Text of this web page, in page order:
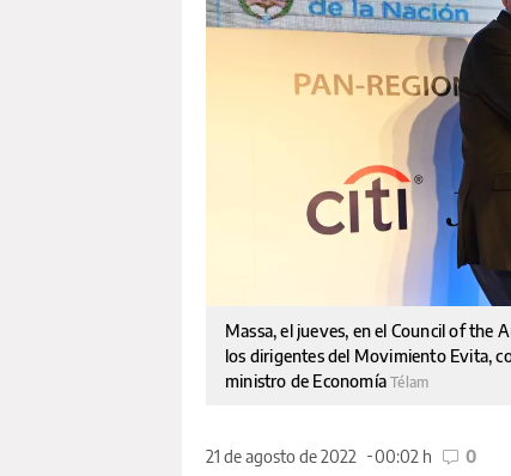
Massa, el jueves, en el Council of the
los dirigentes del Movimiento Evita,
ministro de EconomíaTélam
21 de agosto de 2022 00:02 h 0